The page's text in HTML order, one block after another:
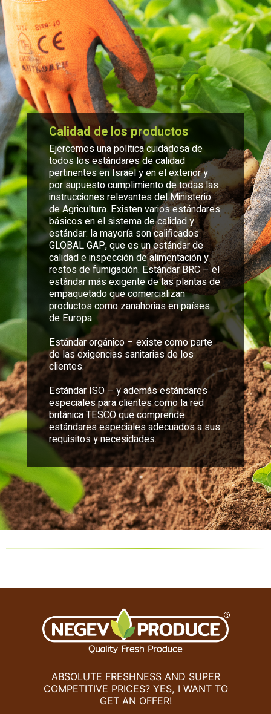
Calidad de los productos
Ejercemos una política cuidadosa de
todos los estándares de calidad
pertinentes en Israel y en el exterior y
por supuesto cumplimiento de todas las
instrucciones relevantes del Ministerio
de Agricultura. Existen varios estándares
básicos en el sistema de calidad y
estándar: la mayoría son calificados
GLOBAL GAP, que es un estándar de
calidad e inspección de alimentación y
restos de fumigación. Estándar BRC – el
estándar más exigente de las plantas de
empaquetado que comercializan
productos como zanahorias en países
de Europa.
Estándar orgánico – existe como parte
de las exigencias sanitarias de los
clientes.
Estándar ISO – y además estándares
especiales para clientes como la red
británica TESCO que comprende
estándares especiales adecuados a sus
requisitos y necesidades.
ABSOLUTE FRESHNESS AND SUPER
COMPETITIVE PRICES? YES, I WANT TO
GET AN OFFER!